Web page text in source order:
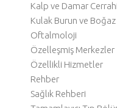
Kalp ve Damar
Kulak Burun ve Boğaz
Oftalmoloji
Özelleşmiş Merkezler
Özellikli Hizmetler
Rehber
Sağlık Rehberi